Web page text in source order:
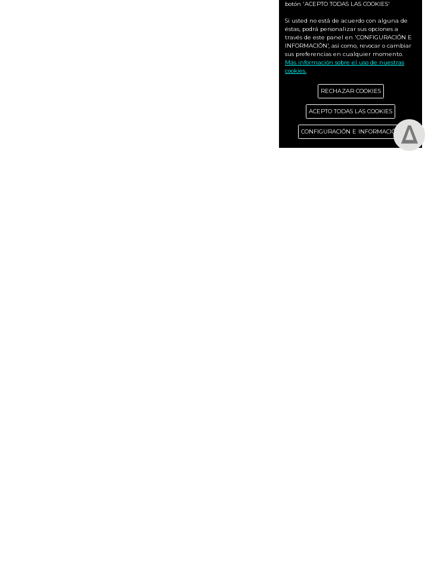
botón 'ACEPTO TODAS LAS COOKIES'
Si usted no está de acuerdo con alguna de
éstas, podrá personalizar sus opciones a
través de este panel en 'CONFIGURACIÓN E
INFORMACIÓN', así como, revocar o cambiar
sus preferencias en cualquier momento.
Más información sobre el uso de nuestras
cookies.
RECHAZAR COOKIES
ACEPTO TODAS LAS COOKIES
CONFIGURACIÓN E INFORMACIÓN